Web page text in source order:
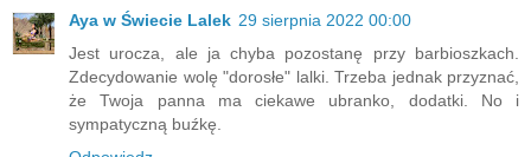
Aya w Świecie Lalek 29 sierpnia 2022 00:00
Jest urocza, ale ja chyba pozostanę przy barbioszkach.
Zdecydowanie wolę "dorosłe" lalki. Trzeba jednak przyznać,
że Twoja panna ma ciekawe ubranko, dodatki. No i
sympatyczną buźkę.